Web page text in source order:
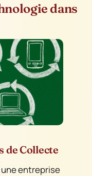
dans
de Collecte
une entreprise